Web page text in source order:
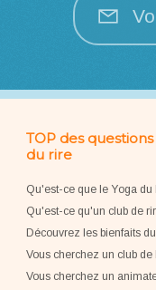
TOP des
du rire
Qu'est-ce que le Yoga du
Qu'est-ce qu'un club de
Découvrez les bienfaits
Vous cherchez un club
Vous cherchez un